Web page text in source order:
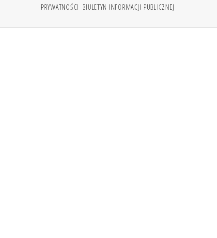
PRYWATNOŚCI BIULETYN INFORMACJI PUBLICZNEJ